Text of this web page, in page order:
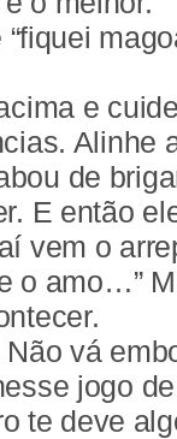
e
Alinhe
de
E então
vem o
o amo…”
vá
jogo
te deve